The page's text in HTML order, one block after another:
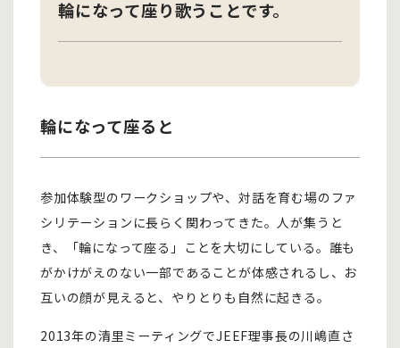
輪になって座り歌うことです。
輪になって座ると
参加体験型のワークショップや、対話を育む場のファ
シリテーションに長らく関わってきた。人が集うと
き、「輪になって座る」ことを大切にしている。誰も
がかけがえのない一部であることが体感されるし、お
互いの顔が見えると、やりとりも自然に起きる。
2013年の清里ミーティングでJEEF理事長の川嶋直さ